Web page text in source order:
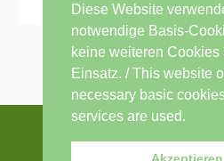
Diese Website
notwendige Basis-
keine weiteren
Einsatz. / This website
necessary basic
services are used.